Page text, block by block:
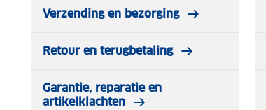
Verzending en bezorging
Retour en terugbetaling
Garantie, reparatie en
artikelklachten